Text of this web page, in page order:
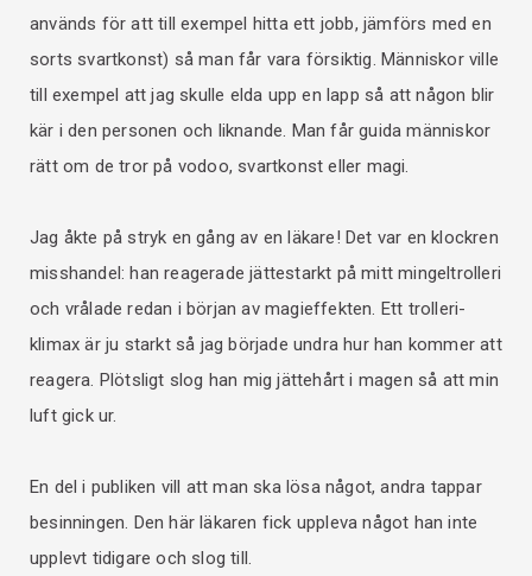
används för att till exempel hitta ett jobb, jämförs med en
sorts svartkonst) så man får vara försiktig. Människor ville
till exempel att jag skulle elda upp en lapp så att någon blir
kär i den personen och liknande. Man får guida människor
rätt om de tror på vodoo, svartkonst eller magi.
Jag åkte på stryk en gång av en läkare! Det var en klockren
misshandel: han reagerade jättestarkt på mitt mingeltrolleri
och vrålade redan i början av magieffekten. Ett trolleri-
klimax är ju starkt så jag började undra hur han kommer att
reagera. Plötsligt slog han mig jättehårt i magen så att min
luft gick ur.
En del i publiken vill att man ska lösa något, andra tappar
besinningen. Den här läkaren fick uppleva något han inte
upplevt tidigare och slog till.